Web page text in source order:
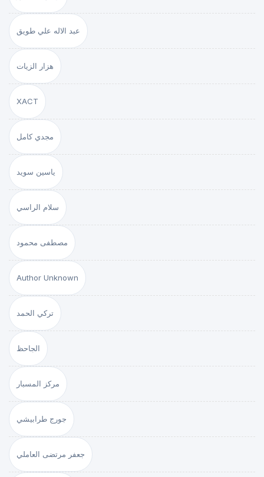
عبد الاله علي طويق
هزار الزيات
XACT
مجدي كامل
ياسين سويد
سلام الراسي
مصطفى محمود
Author Unknown
تركي الحمد
الجاحظ
مركز المسبار
جورج طرابيشي
جعفر مرتضى العاملي